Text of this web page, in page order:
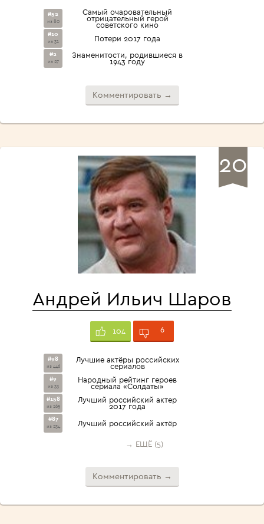
#52
из 80
Самый очаровательный
отрицательный герой
советского кино
#10
из 31 Потери 2017 года
#2
из 27
Знаменитости, родившиеся в
1943 году
Комментировать →
20
Андрей Ильич Шаров
104 6
#98
из 446
Лучшие актёры российских
сериалов
#9
из 33
Народный рейтинг героев
сериала «Солдаты»
#158
из 265
Лучший российский актер
2017 года
#87
из 234 Лучший российский актёр
→ ЕЩЁ (5)
Комментировать →